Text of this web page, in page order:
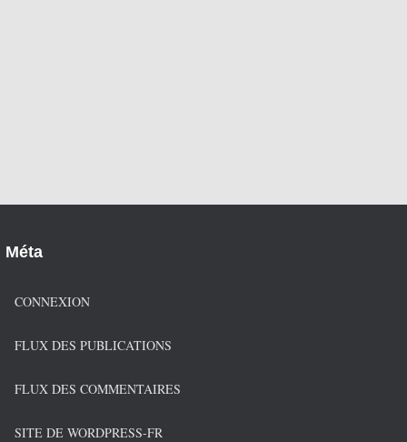
Méta
CONNEXION
FLUX DES PUBLICATIONS
FLUX DES COMMENTAIRES
SITE DE WORDPRESS-FR